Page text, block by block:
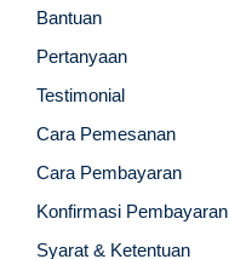
Bantuan
Pertanyaan
Testimonial
Cara Pemesanan
Cara Pembayaran
Konfirmasi Pembayaran
Syarat & Ketentuan